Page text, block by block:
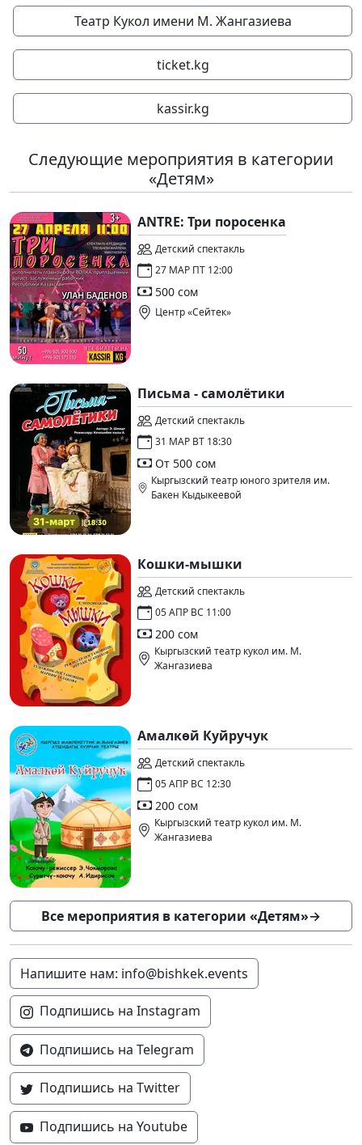
Театр Кукол имени М. Жангазиева
ticket.kg
kassir.kg
Следующие мероприятия в категории
«Детям»
ANTRE: Три поросенка
Детский спектакль
27 МАР ПТ 12:00
500 сом
Центр «Сейтек»
Письма - самолётики
Детский спектакль
31 МАР ВТ 18:30
От 500 сом
Кыргызский театр юного зрителя им.
Бакен Кыдыкеевой
Кошки-мышки
Детский спектакль
05 АПР ВС 11:00
200 сом
Кыргызский театр кукол им. М.
Жангазиева
Амалкөй Куйручук
Детский спектакль
05 АПР ВС 12:30
200 сом
Кыргызский театр кукол им. М.
Жангазиева
Все мероприятия в категории «Детям»→
Напишите нам: info@bishkek.events
Подпишись на Instagram
Подпишись на Telegram
Подпишись на Twitter
Подпишись на Youtube